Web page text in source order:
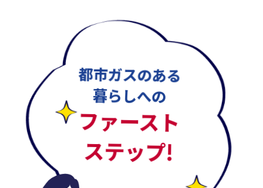
都市ガスのある
暮らしへの
ファースト
ステップ!